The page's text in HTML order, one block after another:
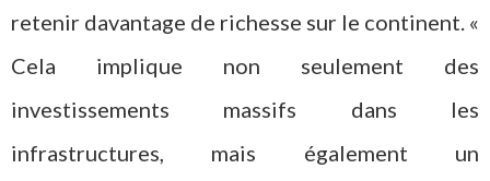
retenir davantage de richesse sur le continent. «
Cela implique non seulement des
investissements massifs dans les
infrastructures, mais également un